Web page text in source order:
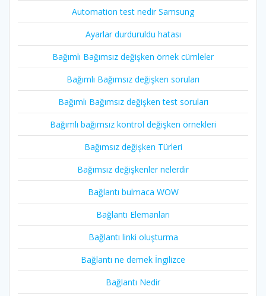
Automation test nedir Samsung
Ayarlar durduruldu hatası
Bağımlı Bağımsız değişken örnek cümleler
Bağımlı Bağımsız değişken soruları
Bağımlı Bağımsız değişken test soruları
Bağımlı bağımsız kontrol değişken örnekleri
Bağımsız değişken Türleri
Bağımsız değişkenler nelerdir
Bağlantı bulmaca WOW
Bağlantı Elemanları
Bağlantı linki oluşturma
Bağlantı ne demek İngilizce
Bağlantı Nedir